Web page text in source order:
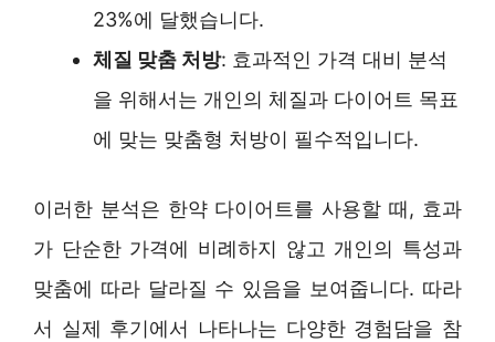
23%에 달했습니다.
체질 맞춤 처방: 효과적인 가격 대비 분석
을 위해서는 개인의 체질과 다이어트 목표
에 맞는 맞춤형 처방이 필수적입니다.
이러한 분석은 한약 다이어트를 사용할 때, 효과
가 단순한 가격에 비례하지 않고 개인의 특성과
맞춤에 따라 달라질 수 있음을 보여줍니다. 따라
서 실제 후기에서 나타나는 다양한 경험담을 참